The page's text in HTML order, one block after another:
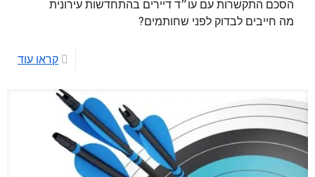
הסכם התקשרות עם עו״ד דיירים בהתחדשות עירונית
מה חייבים לבדוק לפני שחותמים?
קראו עוד